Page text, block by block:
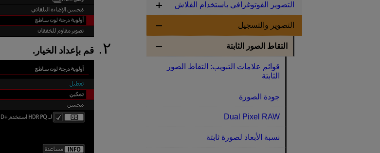
قم بإعداد الخيار.
التصوير الفوتوغرافي باستخدام الفلاش
التصوير والتسجيل
التقاط الصور الثابتة
قوائم علامات التبويب: التقاط الصور
الثابتة
جودة الصورة
Dual Pixel RAW
نسبة الأبعاد لصورة ثابتة